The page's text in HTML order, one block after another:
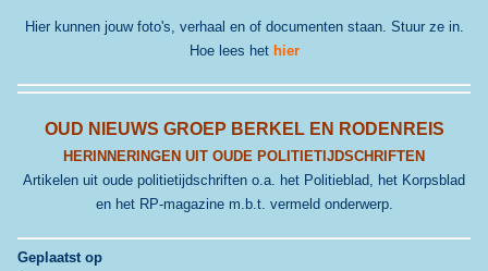
Hier kunnen jouw foto's, verhaal en of documenten staan. Stuur ze in.
Hoe lees het hier
OUD NIEUWS GROEP BERKEL EN RODENREIS
HERINNERINGEN UIT OUDE POLITIETIJDSCHRIFTEN
Artikelen uit oude politietijdschriften o.a. het Politieblad, het Korpsblad
en het RP-magazine m.b.t. vermeld onderwerp.
Geplaatst op